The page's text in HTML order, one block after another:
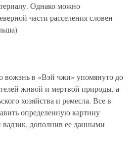
Однако можно
части расселения словен
вожэнь в «Вэй чжи» упомянуто до
живой и мертвой природы, а
хозяйства и ремесла. Все в
определенную картину
вадзик, дополнив ее данными